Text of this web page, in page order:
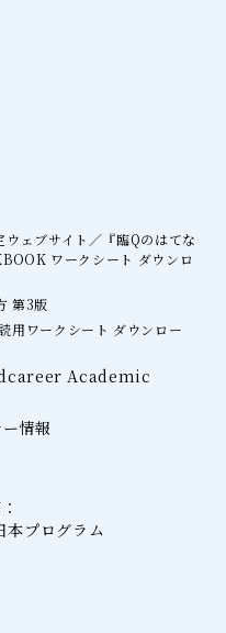
ェブサイト／『臨Qのはてな
ワークシート ダウンロ
第3版
用ワークシート ダウンロー
Academic
情報
本プログラム